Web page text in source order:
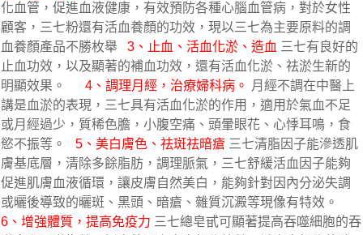
化血管，促進血液健康，有效預防各種心腦血管病，對於女性
顧客，三七粉還有活血養顏的功效，現以三七為主要原料的調
血養顏產品不勝枚舉 3、止血、活血化淤、造血 三七有良好的
止血功效，以及顯著的補血功效，還有活血化淤、祛淤生新的
明顯效果。 4、調理月經，治療婦科病。 月經不調在中醫上
講是血淤的表現，三七具有活血化淤的作用，適用於氣血不足
或月經過少，質稀色膽，小腹空痛、頭暈眼花、心悸耳鳴，食
慾不振等。 5、美白膚色、祛斑祛暗瘡 三七清脂因子能滲透肌
膚基底層，清除多餘脂肪，調理脈氣，三七舒緩活血因子能夠
促進肌膚血液循環，讓皮膚自然美白，能夠針對因內分泌失調
6、增強體質，提高免疫力 三七總皂甙可顯著提高吞噬細胞的吞